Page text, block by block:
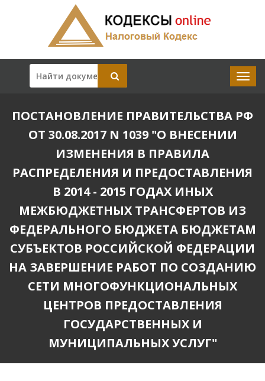
ПОСТАНОВЛЕНИЕ ПРАВИТЕЛЬСТВА РФ
ОТ 30.08.2017 N 1039 "О ВНЕСЕНИИ
ИЗМЕНЕНИЯ В ПРАВИЛА
РАСПРЕДЕЛЕНИЯ И ПРЕДОСТАВЛЕНИЯ
В 2014 - 2015 ГОДАХ ИНЫХ
МЕЖБЮДЖЕТНЫХ ТРАНСФЕРТОВ ИЗ
ФЕДЕРАЛЬНОГО БЮДЖЕТА БЮДЖЕТАМ
СУБЪЕКТОВ РОССИЙСКОЙ ФЕДЕРАЦИИ
НА ЗАВЕРШЕНИЕ РАБОТ ПО СОЗДАНИЮ
СЕТИ МНОГОФУНКЦИОНАЛЬНЫХ
ЦЕНТРОВ ПРЕДОСТАВЛЕНИЯ
ГОСУДАРСТВЕННЫХ И
МУНИЦИПАЛЬНЫХ УСЛУГ"